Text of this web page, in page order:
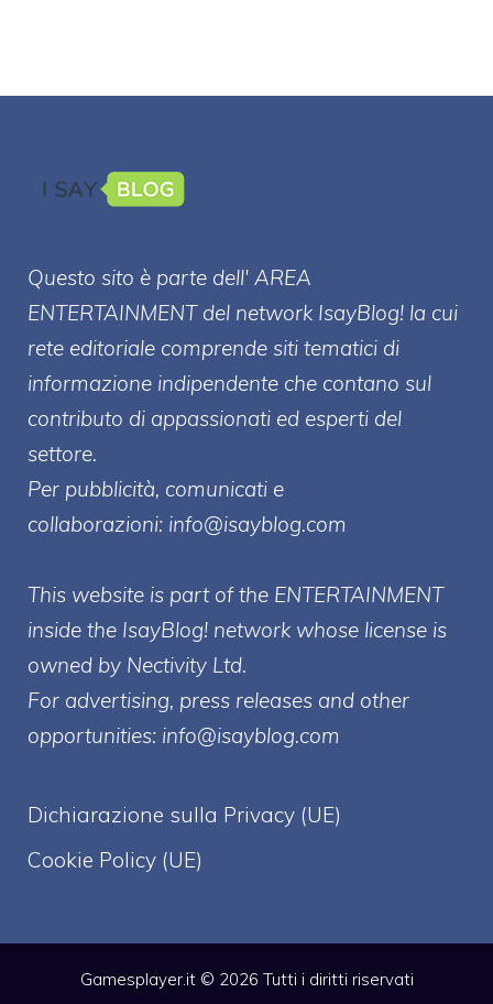
Questo sito è parte dell' AREA
ENTERTAINMENT del network IsayBlog! la cui
rete editoriale comprende siti tematici di
informazione indipendente che contano sul
contributo di appassionati ed esperti del
settore.
Per pubblicità, comunicati e
collaborazioni: info@isayblog.com
This website is part of the ENTERTAINMENT
inside the IsayBlog! network whose license is
owned by Nectivity Ltd.
For advertising, press releases and other
opportunities: info@isayblog.com
Dichiarazione sulla Privacy (UE)
Cookie Policy (UE)
Gamesplayer.it © 2026 Tutti i diritti riservati